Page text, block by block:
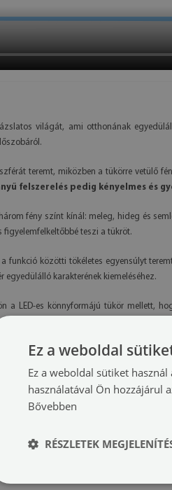
világát, ami otthonának
teremt, miközben a tükörre vetülő
felszerelés pedig kényelmes és
fény színt kínál: meleg, hideg és
teszi a tükröt.
funkció közötti tökéletes egyensúlyt
karakterének kiemeléséhez.
a LED-es könnyformájú tükör mellett,
aspektust kielégíti.
Ez az
a 230V-os tápvezetékhez.
szereplő színtől. Ez nem befolyásolja a
Ez a weboldal
Ez a weboldal sütiket
használatával Ön hozzájárul
Bővebben
RÉSZLETEK